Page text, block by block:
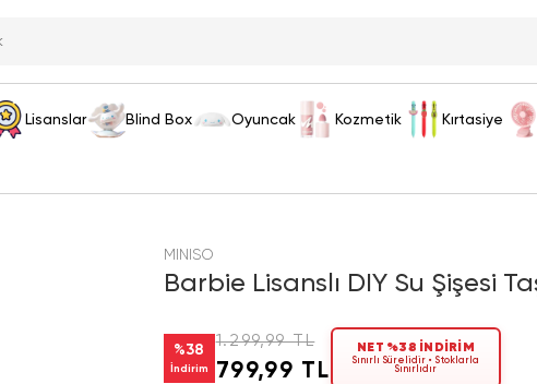
Lisanslar Blind Box Oyuncak Kozmetik Kırtasiye
MINISO
Barbie Lisanslı DIY Su Şişesi
%38
İndirim
1.299,99 TL
799,99 TL
NET %38 İNDİRİM
Sınırlı Sürelidir • Stoklarla
Sınırlıdır